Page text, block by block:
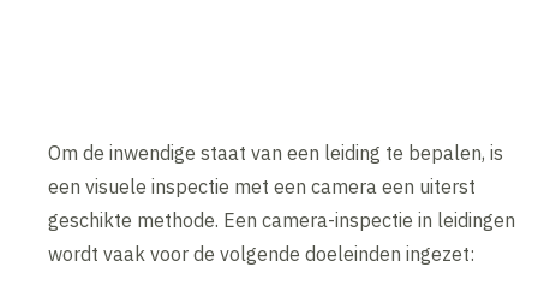
Om de inwendige staat van een leiding te bepalen, is
een visuele inspectie met een camera een uiterst
geschikte methode. Een camera-inspectie in leidingen
wordt vaak voor de volgende doeleinden ingezet: